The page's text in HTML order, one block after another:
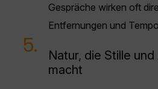
Gespräche wirken oft
Entfernungen und
5.
Natur, die Stille
macht